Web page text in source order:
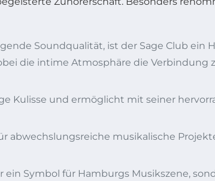
Soundqualität, ist der Sage Club ein
die intime Atmosphäre die Verbindung
Kulisse und ermöglicht mit seiner
abwechslungsreiche musikalische
Symbol für Hamburgs Musikszene,